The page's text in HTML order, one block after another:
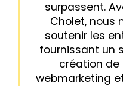
surpassent.
Cholet, nous
soutenir les
fournissant un
création de
webmarketing